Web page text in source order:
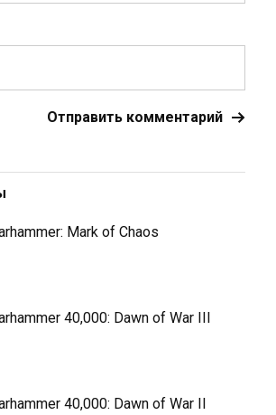
Mark of Chaos
40,000: Dawn of War III
40,000: Dawn of War II